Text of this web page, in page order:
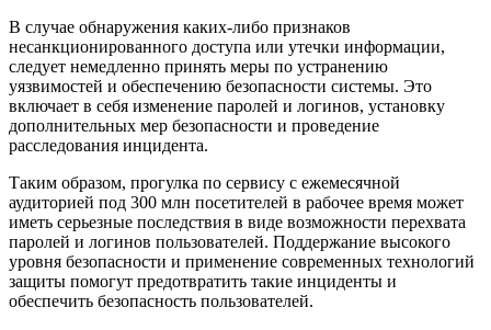
В случае обнаружения каких-либо признаков
несанкционированного доступа или утечки информации,
следует немедленно принять меры по устранению
уязвимостей и обеспечению безопасности системы. Это
включает в себя изменение паролей и логинов, установку
дополнительных мер безопасности и проведение
расследования инцидента.
Таким образом, прогулка по сервису с ежемесячной
аудиторией под 300 млн посетителей в рабочее время может
иметь серьезные последствия в виде возможности перехвата
паролей и логинов пользователей. Поддержание высокого
уровня безопасности и применение современных технологий
защиты помогут предотвратить такие инциденты и
обеспечить безопасность пользователей.